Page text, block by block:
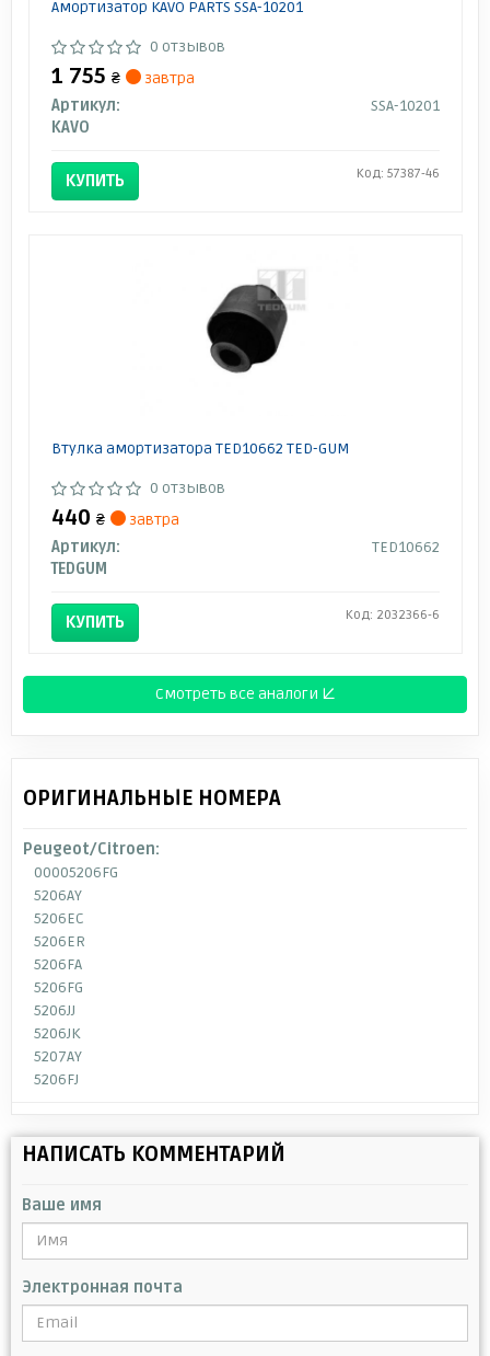
Амортизатор KAVO PARTS SSA-10201
0 отзывов
1 755 ₴
завтра
Артикул:
SSA-10201
KAVO
КУПИТЬ Код: 57387-46
Втулка амортизатора TED10662 TED-GUM
0 отзывов
440 ₴
завтра
Артикул:
TED10662
TEDGUM
КУПИТЬ Код: 2032366-6
Смотреть все аналоги ↓
ОРИГИНАЛЬНЫЕ НОМЕРА
Peugeot/Citroen:
00005206FG
5206AY
5206EC
5206ER
5206FA
5206FG
5206JJ
5206JK
5207AY
5206FJ
НАПИСАТЬ КОММЕНТАРИЙ
Ваше имя
Электронная почта